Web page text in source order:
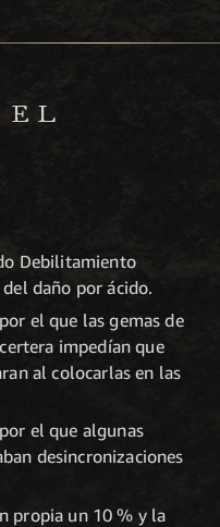
EL
Debilitamiento
daño por ácido.
el que las gemas de
impedían que
al colocarlas en las
el que algunas
desincronizaciones
propia un 10 % y la